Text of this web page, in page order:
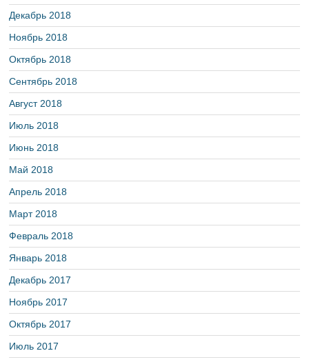
Декабрь 2018
Ноябрь 2018
Октябрь 2018
Сентябрь 2018
Август 2018
Июль 2018
Июнь 2018
Май 2018
Апрель 2018
Март 2018
Февраль 2018
Январь 2018
Декабрь 2017
Ноябрь 2017
Октябрь 2017
Июль 2017